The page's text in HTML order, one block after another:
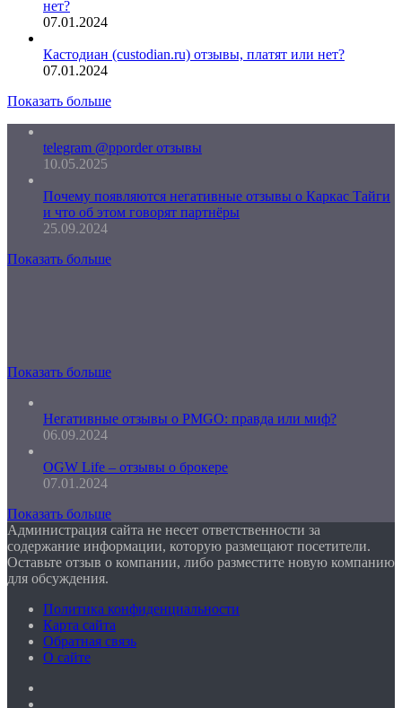
нет?
07.01.2024
Кастодиан (custodian.ru) отзывы, платят или нет?
07.01.2024
Показать больше
telegram @pporder отзывы
10.05.2025
Почему появляются негативные отзывы о Каркас Тайги
и что об этом говорят партнёры
25.09.2024
Показать больше
Показать больше
Негативные отзывы о PMGO: правда или миф?
06.09.2024
OGW Life – отзывы о брокере
07.01.2024
Показать больше
Администрация сайта не несет ответственности за
содержание информации, которую размещают посетители.
Оставьте отзыв о компании, либо разместите новую компанию
для обсуждения.
Политика конфиденциальности
Карта сайта
Обратная связь
О сайте